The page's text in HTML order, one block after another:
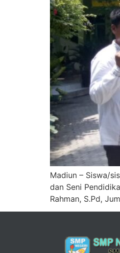
Madiun – Siswa/
dan Seni
Rahman, S.Pd,